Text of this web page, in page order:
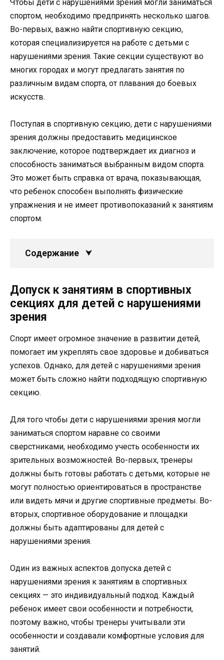
Чтобы дети с нарушениями зрения могли заниматься
спортом, необходимо предпринять несколько шагов.
Во-первых, важно найти спортивную секцию,
которая специализируется на работе с детьми с
нарушениями зрения. Такие секции существуют во
многих городах и могут предлагать занятия по
различным видам спорта, от плавания до боевых
искусств.
Поступая в спортивную секцию, дети с нарушениями
зрения должны предоставить медицинское
заключение, которое подтверждает их диагноз и
способность заниматься выбранным видом спорта.
Это может быть справка от врача, показывающая,
что ребенок способен выполнять физические
упражнения и не имеет противопоказаний к занятиям
спортом.
Содержание
Допуск к занятиям в спортивных
секциях для детей с нарушениями
зрения
Спорт имеет огромное значение в развитии детей,
помогает им укреплять свое здоровье и добиваться
успехов. Однако, для детей с нарушениями зрения
может быть сложно найти подходящую спортивную
секцию.
Для того чтобы дети с нарушениями зрения могли
заниматься спортом наравне со своими
сверстниками, необходимо учесть особенности их
зрительных возможностей. Во-первых, тренеры
должны быть готовы работать с детьми, которые не
могут полностью ориентироваться в пространстве
или видеть мячи и другие спортивные предметы. Во-
вторых, спортивное оборудование и площадки
должны быть адаптированы для детей с
нарушениями зрения.
Один из важных аспектов допуска детей с
нарушениями зрения к занятиям в спортивных
секциях — это индивидуальный подход. Каждый
ребенок имеет свои особенности и потребности,
поэтому важно, чтобы тренеры учитывали эти
особенности и создавали комфортные условия для
занятий.